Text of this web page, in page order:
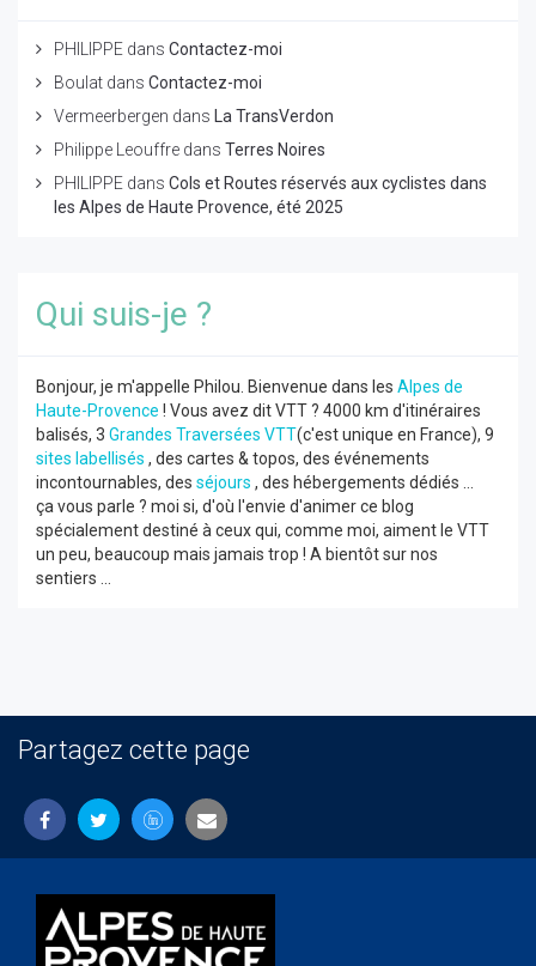
PHILIPPE dans Contactez-moi
Boulat dans Contactez-moi
Vermeerbergen dans
La TransVerdon
Philippe Leouffre dans Terres Noires
PHILIPPE dans Cols et Routes réservés aux cyclistes dans
les Alpes de Haute Provence, été 2025
Qui suis-je ?
Bonjour, je m'appelle Philou. Bienvenue dans les Alpes de
Haute-Provence ! Vous avez dit VTT ? 4000 km d'itinéraires
balisés, 3 Grandes Traversées VTT(c'est unique en France), 9
sites labellisés , des cartes & topos, des événements
incontournables, des séjours , des hébergements dédiés ...
ça vous parle ? moi si, d'où l'envie d'animer ce blog
spécialement destiné à ceux qui, comme moi, aiment le VTT
un peu, beaucoup mais jamais trop ! A bientôt sur nos
sentiers ...
Partagez cette page